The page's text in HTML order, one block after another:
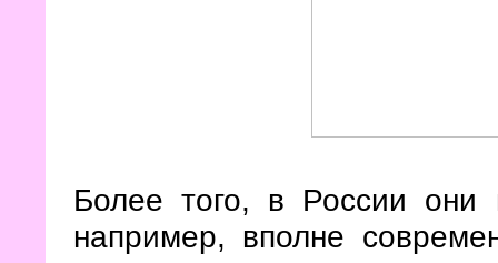
Более того, в России они
например, вполне